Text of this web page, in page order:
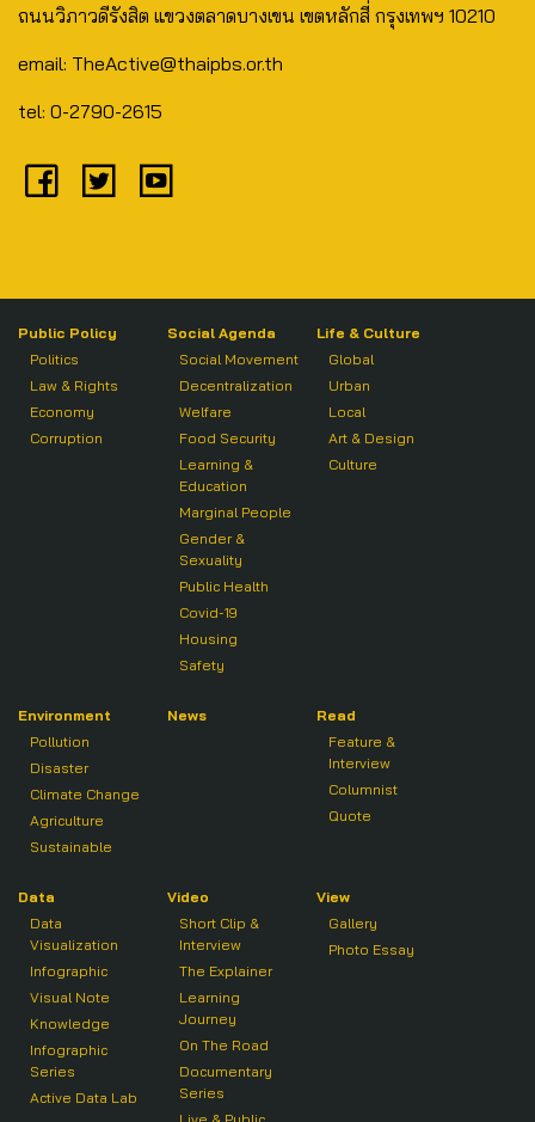
ถนนวิภาวดีรังสิต แขวงตลาดบางเขน เขตหลักสี่ กรุงเทพฯ 10210
email: TheActive@thaipbs.or.th
tel: 0-2790-2615
Public Policy
Politics
Law & Rights
Economy
Corruption
Social Agenda
Social Movement
Decentralization
Welfare
Food Security
Learning &
Education
Marginal People
Gender &
Sexuality
Public Health
Covid-19
Housing
Safety
Life & Culture
Global
Urban
Local
Art & Design
Culture
Environment
Pollution
Disaster
Climate Change
Agriculture
Sustainable
News
Read
Feature &
Interview
Columnist
Quote
Data
Data
Visualization
Infographic
Visual Note
Knowledge
Infographic
Series
Active Data Lab
Video
Short Clip &
Interview
The Explainer
Learning
Journey
On The Road
Documentary
Series
View
Gallery
Photo Essay